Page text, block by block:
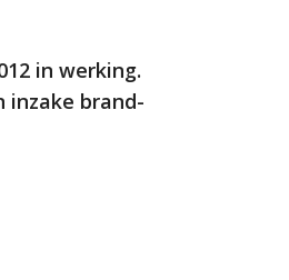
in werking.
inzake brand-